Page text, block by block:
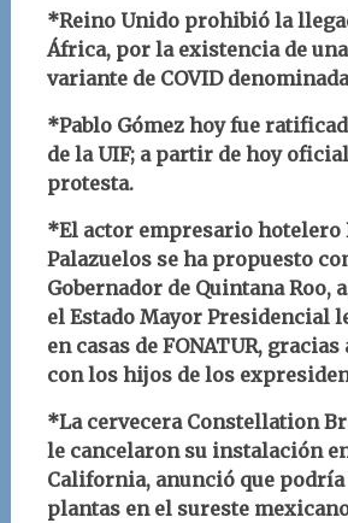
*Reino Unido prohibió la
África, por la existencia de
variante de COVID denominada:
*Pablo Gómez hoy fue
de la UIF; a partir de hoy
protesta.
*El actor empresario hotelero
Palazuelos se ha propuesto
Gobernador de Quintana Roo,
el Estado Mayor Presidencial
en casas de FONATUR,
con los hijos de los
*La cervecera Constellation
le cancelaron su instalación
California, anunció que
plantas en el sureste